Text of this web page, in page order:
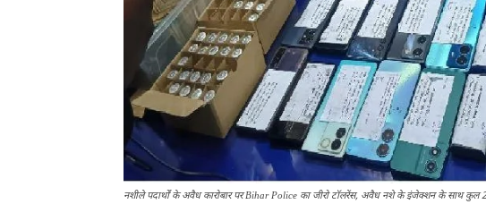
नशीले पदार्थों के अवैध कारोबार पर Bihar Police का जीरो टॉलरेंस, अवैध नशे के इंजेक्शन के साथ कुल